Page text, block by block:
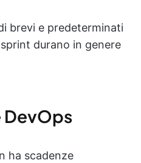
brevi e predeterminati
durano in genere
DevOps
ha scadenze